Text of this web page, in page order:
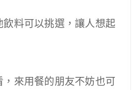
料可以挑選，讓人想起
來用餐的朋友不妨也可